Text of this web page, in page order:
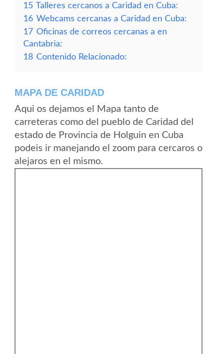
15 Talleres cercanos a Caridad en Cuba:
16 Webcams cercanas a Caridad en Cuba:
17 Oficinas de correos cercanas a en
Cantabria:
18 Contenido Relacionado:
MAPA DE CARIDAD
Aqui os dejamos el Mapa tanto de
carreteras como del pueblo de Caridad del
estado de Provincia de Holguin en Cuba
podeis ir manejando el zoom para cercaros o
alejaros en el mismo.